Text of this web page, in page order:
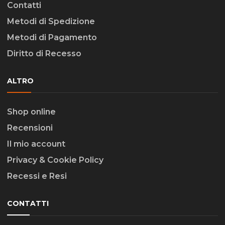
Contatti
Metodi di Spedizione
Metodi di Pagamento
Diritto di Recesso
ALTRO
Shop online
Recensioni
Il mio account
Privacy & Cookie Policy
Recessi e Resi
CONTATTI